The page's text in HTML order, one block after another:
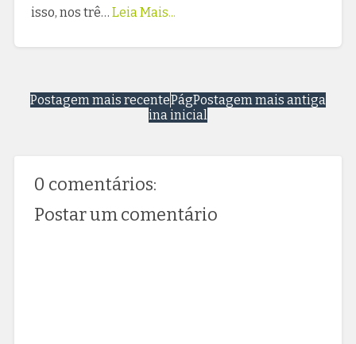
isso, nos trê… Leia Mais...
Postagem mais recente Postagem mais antiga
Pág
ina inicial
0 comentários:
Postar um comentário